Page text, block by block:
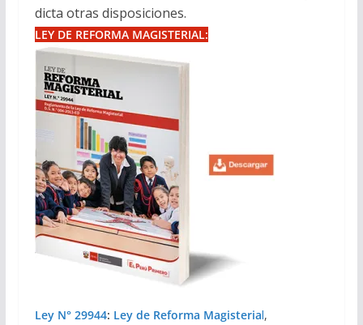
dicta otras disposiciones.
LEY DE REFORMA MAGISTERIAL:
Ley N° 29944: Ley de Reforma Magisterial,